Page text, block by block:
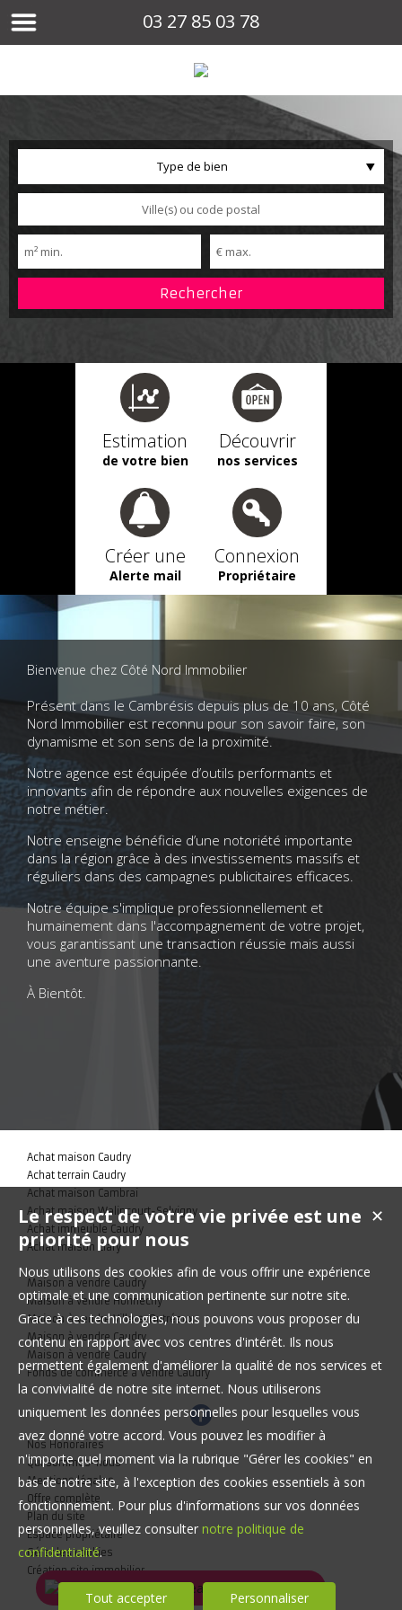
03 27 85 03 78
Type de bien
Estimation
de votre bien
Découvrir
nos services
Créer une
Alerte mail
Connexion
Propriétaire
Bienvenue chez Côté Nord Immobilier
Présent dans le Cambrésis depuis plus de 10 ans, Côté
Nord Immobilier est reconnu pour son savoir faire, son
dynamisme et son sens de la proximité.
Notre agence est équipée d’outils performants et
innovants afin de répondre aux nouvelles exigences de
notre métier.
Notre enseigne bénéficie d’une notoriété importante
dans la région grâce à des investissements massifs et
réguliers dans des campagnes publicitaires efficaces.
Notre équipe s'implique professionnellement et
humainement dans l'accompagnement de votre projet,
vous garantissant une transaction réussie mais aussi
une aventure passionnante.
À Bientôt.
Achat maison Caudry
Achat terrain Caudry
Achat maison Cambrai
Achat maison Walincourt-Selvigny
Achat immeuble Caudry
Achat maison Clary
Maison à vendre Caudry
Maison à vendre Honnechy
Maison à vendre Villers-Outréaux
Maison à vendre Caudry
Maison à vendre Caudry
Fonds de commerce à vendre Caudry
Nos Honoraires
Qui sommes-nous
Mentions légales
Offre complète
Plan du site
Espace propriétaire
Gérer les cookies
Création site immobilier
✕
Le respect de votre vie privée est une
priorité pour nous
Nous utilisons des cookies afin de vous offrir une expérience
optimale et une communication pertinente sur notre site.
Grace à ces technologies, nous pouvons vous proposer du
contenu en rapport avec vos centres d'intérêt. Ils nous
permettent également d'améliorer la qualité de nos services et
la convivialité de notre site internet. Nous utiliserons
uniquement les données personnelles pour lesquelles vous
avez donné votre accord. Vous pouvez les modifier à
n'importe quel moment via la rubrique "Gérer les cookies" en
bas de notre site, à l'exception des cookies essentiels à son
fonctionnement. Pour plus d'informations sur vos données
personnelles, veuillez consulter notre politique de
confidentialité.
Tout accepter Personnaliser